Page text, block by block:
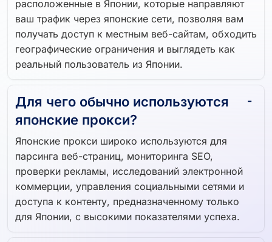
расположенные в Японии, которые направляют
ваш трафик через японские сети, позволяя вам
получать доступ к местным веб-сайтам, обходить
географические ограничения и выглядеть как
реальный пользователь из Японии.
Для чего обычно используются
японские прокси?
Японские прокси широко используются для
парсинга веб-страниц, мониторинга SEO,
проверки рекламы, исследований электронной
коммерции, управления социальными сетями и
доступа к контенту, предназначенному только
для Японии, с высокими показателями успеха.